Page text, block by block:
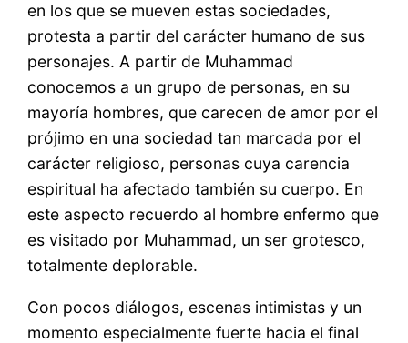
en los que se mueven estas sociedades,
protesta a partir del carácter humano de sus
personajes. A partir de Muhammad
conocemos a un grupo de personas, en su
mayoría hombres, que carecen de amor por el
prójimo en una sociedad tan marcada por el
carácter religioso, personas cuya carencia
espiritual ha afectado también su cuerpo. En
este aspecto recuerdo al hombre enfermo que
es visitado por Muhammad, un ser grotesco,
totalmente deplorable.
Con pocos diálogos, escenas intimistas y un
momento especialmente fuerte hacia el final